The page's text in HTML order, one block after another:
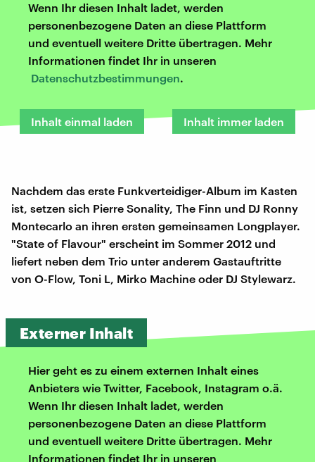
Wenn Ihr diesen Inhalt ladet, werden
personenbezogene Daten an diese Plattform
und eventuell weitere Dritte übertragen. Mehr
Informationen findet Ihr in unseren
Datenschutzbestimmungen.
Inhalt einmal laden Inhalt immer laden
Nachdem das erste Funkverteidiger-Album im Kasten
ist, setzen sich Pierre Sonality, The Finn und DJ Ronny
Montecarlo an ihren ersten gemeinsamen Longplayer.
"State of Flavour" erscheint im Sommer 2012 und
liefert neben dem Trio unter anderem Gastauftritte
von O-Flow, Toni L, Mirko Machine oder DJ Stylewarz.
Externer Inhalt
Hier geht es zu einem externen Inhalt eines
Anbieters wie Twitter, Facebook, Instagram o.ä.
Wenn Ihr diesen Inhalt ladet, werden
personenbezogene Daten an diese Plattform
und eventuell weitere Dritte übertragen. Mehr
Informationen findet Ihr in unseren